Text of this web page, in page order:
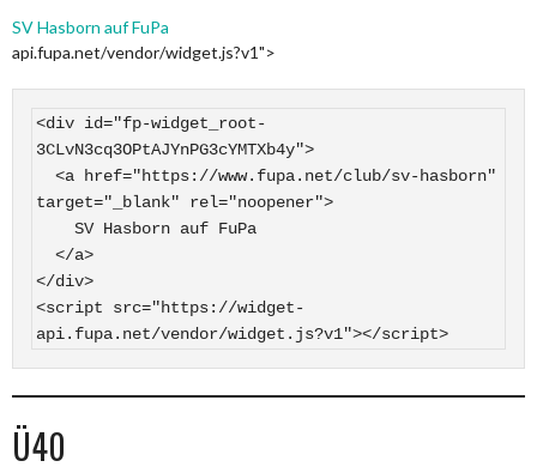
SV Hasborn auf FuPa
api.fupa.net/vendor/widget.js?v1">
<div id="fp-widget_root-
3CLvN3cq3OPtAJYnPG3cYMTXb4y">
target="_blank" rel="noopener">
</div>
<script src="https://widget-
api.fupa.net/vendor/widget.js?v1"></script>
Ü40